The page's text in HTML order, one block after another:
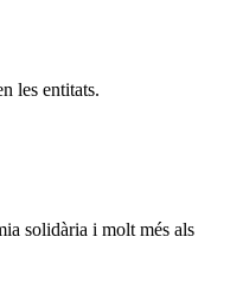
les entitats.
solidària i molt més als